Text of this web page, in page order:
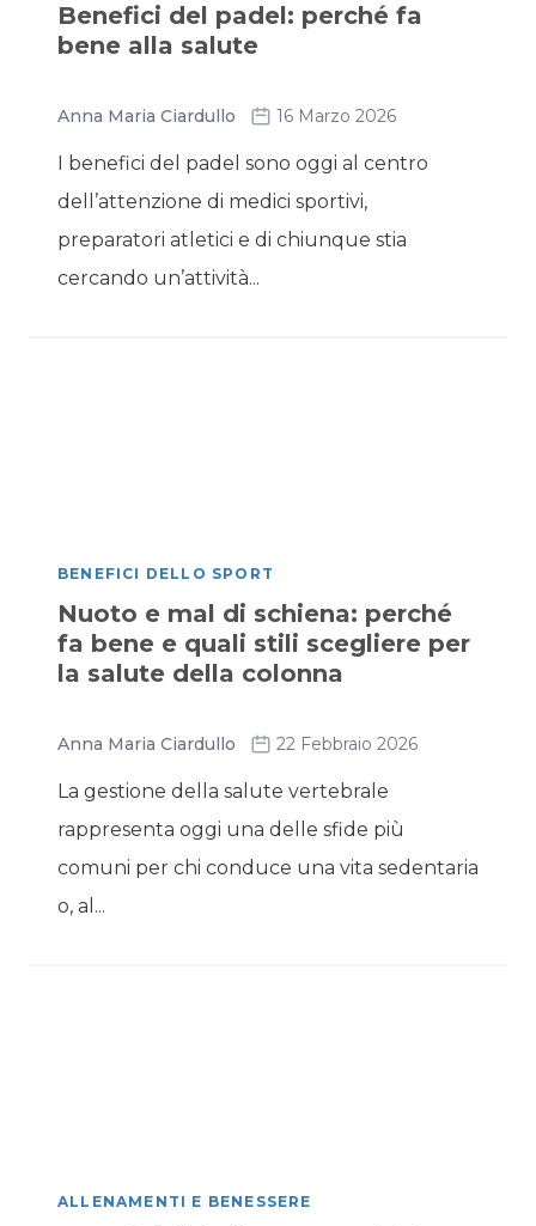
Benefici del padel: perché fa
bene alla salute
Anna Maria Ciardullo 16 Marzo 2026
I benefici del padel sono oggi al centro
dell’attenzione di medici sportivi,
preparatori atletici e di chiunque stia
cercando un’attività...
BENEFICI DELLO SPORT
Nuoto e mal di schiena: perché
fa bene e quali stili scegliere per
la salute della colonna
Anna Maria Ciardullo 22 Febbraio 2026
La gestione della salute vertebrale
rappresenta oggi una delle sfide più
comuni per chi conduce una vita sedentaria
o, al...
ALLENAMENTI E BENESSERE